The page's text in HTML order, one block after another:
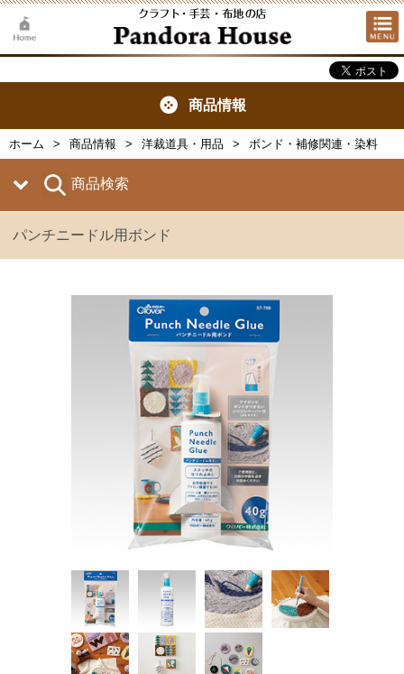
商品情報
ホーム 商品情報 洋裁道具・用品 ボンド・補修関連・染料
商品検索
パンチニードル用ボンド